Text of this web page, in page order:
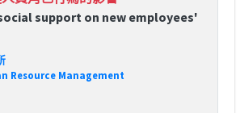
support on new employees'
Resource Management